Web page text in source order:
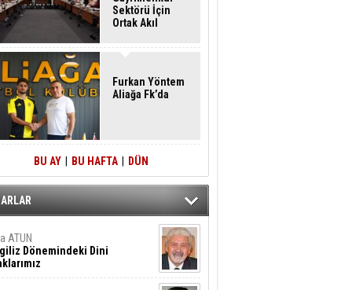
Sektörü İçin
Ortak Akıl
Furkan Yöntem
Aliağa Fk’da
BU AY BU HAFTA DÜN
ATUN
Dönemindeki Dini